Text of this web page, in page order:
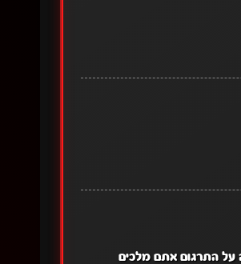
על התרגום אתם מלכים